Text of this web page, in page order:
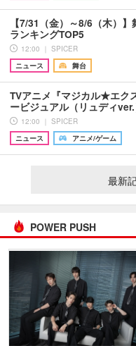
【7/31（金）～8/6（木）
ランキングTOP5
12:00 ｜ SPICER
ニュース
舞台
TVアニメ『マジカル★エク
ービジュアル（リュディ
12:00 ｜ SPICER
ニュース
アニメ/ゲーム
最新
POWER PUSH